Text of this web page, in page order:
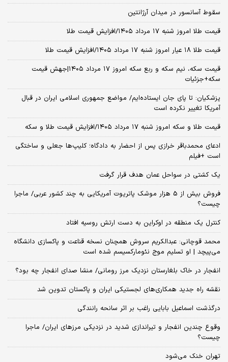
سقوط آسانسور در میدان آرژانتین
قیمت طلا امروز شنبه ۱۷ مرداد ۱۴۰۵/افزایش قیمت طلا
قیمت طلا ۱۸ عیار امروز شنبه ۱۷ مرداد ۱۴۰۵/افزایش قیمت طلا
قیمت سکه، نیم سکه و ربع سکه امروز ۱۷ مرداد ۱۴۰۵|جهش قیمت
سکه+جزئیات
پزشکیان: تا پای جان ایستاده‌ایم/ مواضع جمهوری اسلامی ایران در قبال
آمریکا تغییر نکرده است
قیمت طلا و سکه امروز شنبه ۱۷ مرداد ۱۴۰۵/افزایش قیمت طلا و سکه
ادعای محمدباقر خرازی پس از احضار به دادگاه؛ کلیپ‌ها جعلی و ساختگی
است +فیلم
یک کشتی در سواحل عمان هدف قرار گرفت
فروش بیش از 5 هزار موشک پاتریوت آمریکایی به چند کشور عربی/ ماجرا
چیست؟
کنترل یک منطقه در اوکراین به دست ارتش روسیه افتاد
محمد قوچانی: عبدالکریم سروش همچنان نسخه قناعت و پاکسازی دانشگاه
می‌پیچد | او تسلیم موج نئومارکسیسم شده است
انفجار در خاک بلغارستان نزدیک مرز رومانی/ منشا صدای انفجار چه بود؟
نقشه راه جدید همکاری‌های لجستیکی ایران و پاکستان تدوین شد
درگذشت اسماعیل بابایی راغب بر اثر سانحه رانندگی
وقوع چندین انفجار و تیراندازی شدید در نزدیکی مرز‌های ایران/ ماجرا
چیست؟
تهران خنک می‌شود